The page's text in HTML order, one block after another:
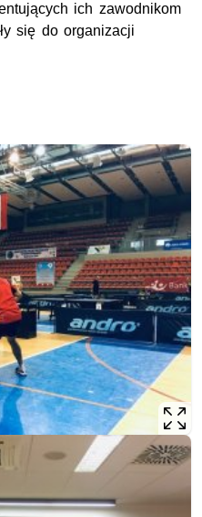
ich zawodnikom
się do organizacji